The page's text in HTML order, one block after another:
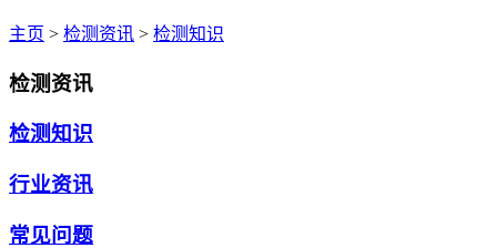
主页 > 检测资讯 > 检测知识
检测资讯
检测知识
行业资讯
常见问题